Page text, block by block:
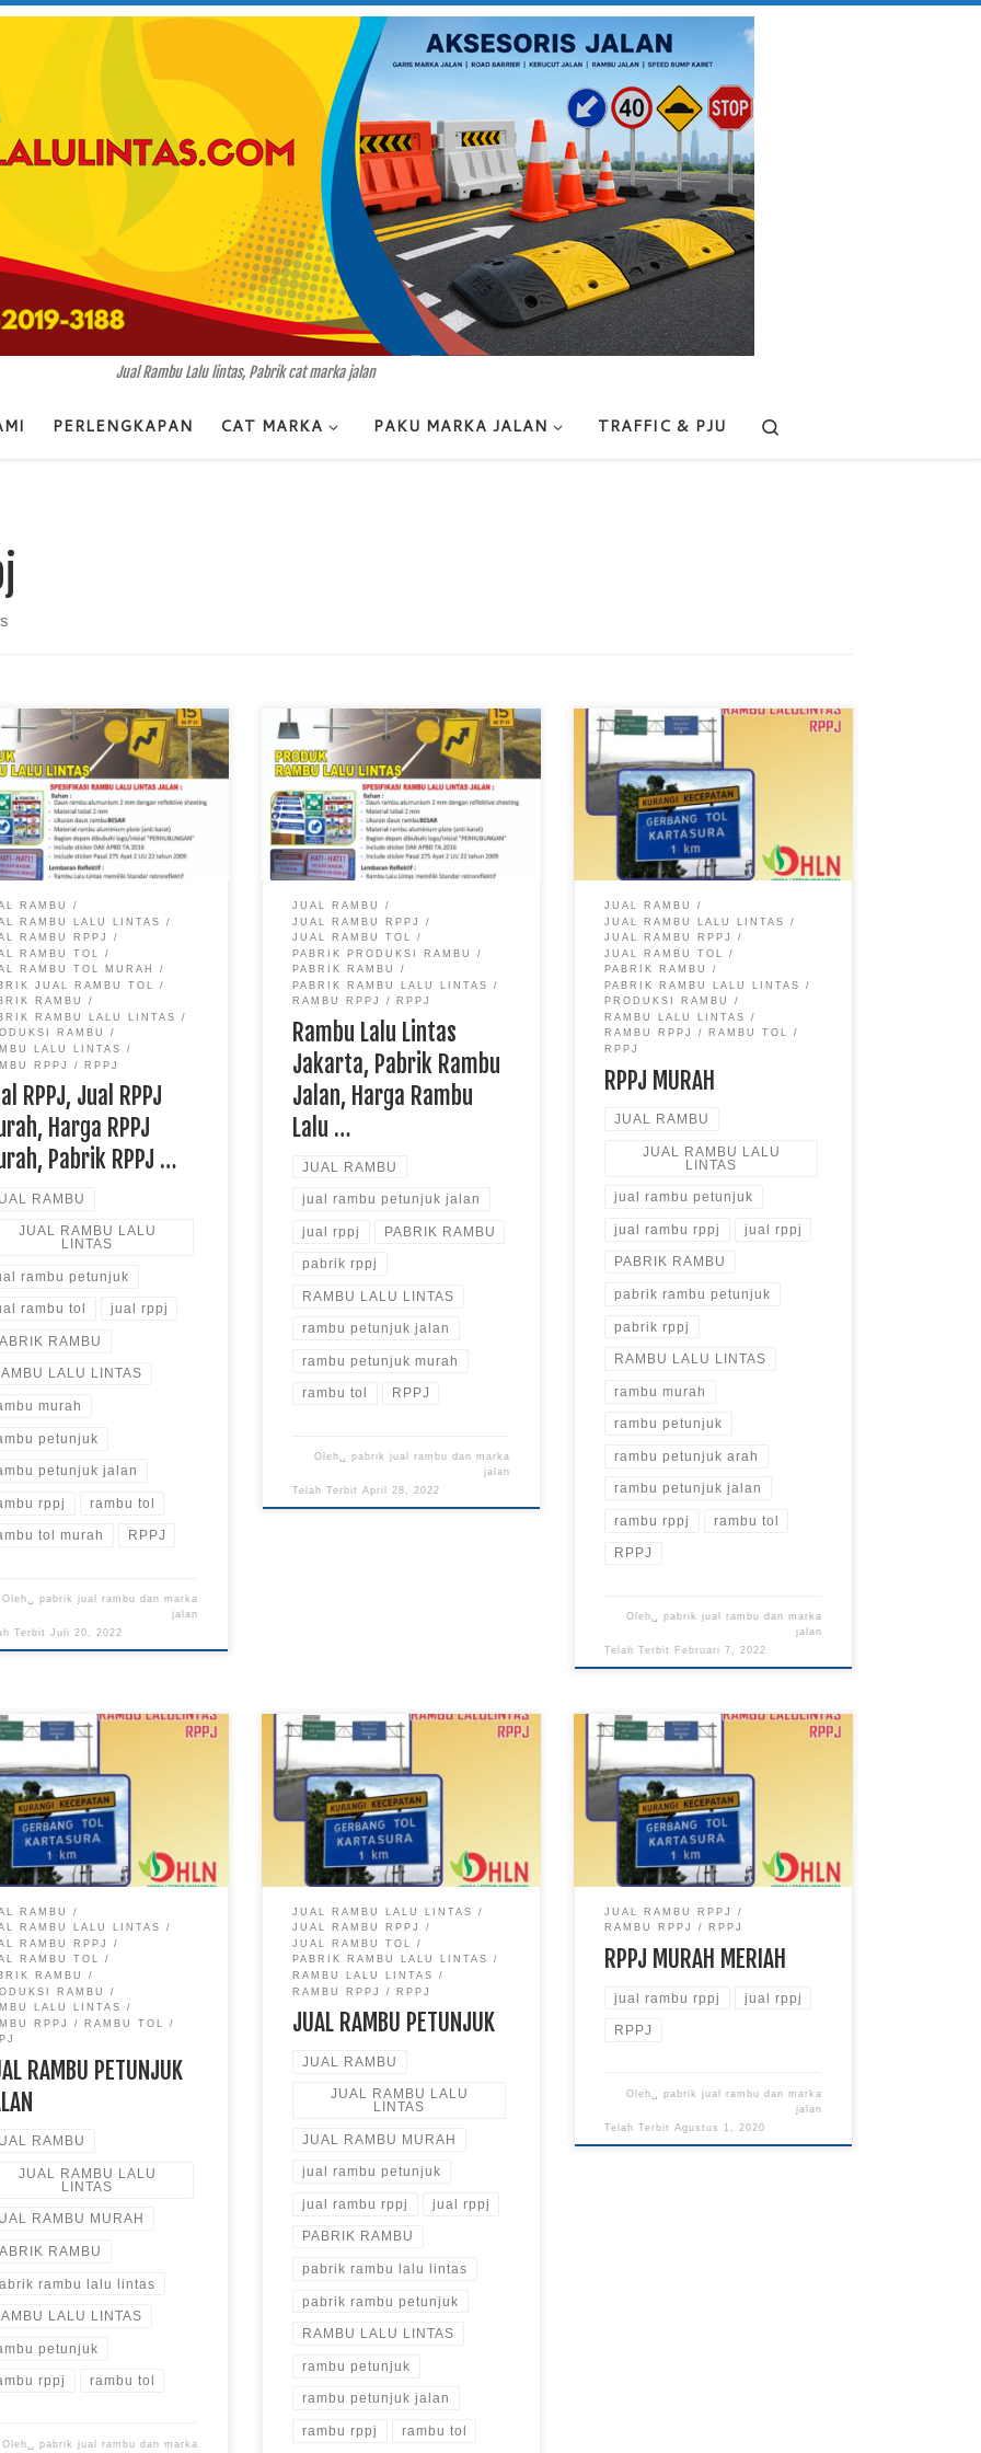
Jual Rambu Lalu lintas, Pabrik cat marka jalan
PERLENGKAPAN CAT MARKA PAKU MARKA JALAN TRAFFIC & PJU
Jual RPPJ Murah, Harga
Murah, Pabrik RPPJ Murah,
Jakarta, Pabrik RPPJ
RAMBU
RAMBU LALU LINTAS
RAMBU RPPJ
RAMBU TOL
RAMBU TOL MURAH
JUAL RAMBU TOL
RAMBU
RAMBU LALU LINTAS
RAMBU
LALU LINTAS
RPPJ
RPPJ
RPPJ, Jual RPPJ
Harga RPPJ
Pabrik RPPJ …
RAMBU
JUAL RAMBU LALU
LINTAS
rambu petunjuk
rambu tol jual rppj
RAMBU
LALU LINTAS
murah
petunjuk
petunjuk jalan
rppj rambu tol
tol murah RPPJ
Oleh␣ pabrik jual rambu dan marka
jalan
TerbitJuli 20, 2022
Rambu Lalu Lintas Jakarta, Pabrik
Rambu Jalan, Harga Rambu Lalu
Lintas Terbaru
JUAL RAMBU
JUAL RAMBU RPPJ
JUAL RAMBU TOL
PABRIK PRODUKSI RAMBU
PABRIK RAMBU
PABRIK RAMBU LALU LINTAS
RAMBU RPPJ
RPPJ
Rambu Lalu Lintas
Jakarta, Pabrik Rambu
Jalan, Harga Rambu
Lalu …
JUAL RAMBU
jual rambu petunjuk jalan
jual rppj PABRIK RAMBU
pabrik rppj
RAMBU LALU LINTAS
rambu petunjuk jalan
rambu petunjuk murah
rambu tol RPPJ
Oleh␣ pabrik jual rambu dan marka
jalan
Telah TerbitApril 28, 2022
JUAL RAMBU
JUAL RAMBU LALU LINTAS
JUAL RAMBU RPPJ
JUAL RAMBU TOL
PABRIK RAMBU
PABRIK RAMBU LALU LINTAS
PRODUKSI RAMBU
RAMBU LALU LINTAS
RAMBU RPPJ
RAMBU TOL
RPPJ
RPPJ MURAH
JUAL RAMBU
JUAL RAMBU LALU
LINTAS
jual rambu petunjuk
jual rambu rppj jual rppj
PABRIK RAMBU
pabrik rambu petunjuk
pabrik rppj
RAMBU LALU LINTAS
rambu murah
rambu petunjuk
rambu petunjuk arah
rambu petunjuk jalan
rambu rppj rambu tol
RPPJ
Oleh␣ pabrik jual rambu dan marka
jalan
Telah Terbit Februari 7, 2022
RAMBU
RAMBU LALU LINTAS
RAMBU RPPJ
RAMBU TOL
RAMBU
RAMBU
LALU LINTAS
RPPJ
RAMBU TOL
RAMBU PETUNJUK
RAMBU
JUAL RAMBU LALU
LINTAS
RAMBU MURAH
RAMBU
rambu lalu lintas
LALU LINTAS
petunjuk
rppj rambu tol
Oleh␣ pabrik jual rambu dan marka
JUAL RAMBU LALU LINTAS
JUAL RAMBU RPPJ
JUAL RAMBU TOL
PABRIK RAMBU LALU LINTAS
RAMBU LALU LINTAS
RAMBU RPPJ
RPPJ
JUAL RAMBU PETUNJUK
JUAL RAMBU
JUAL RAMBU LALU
LINTAS
JUAL RAMBU MURAH
jual rambu petunjuk
jual rambu rppj jual rppj
PABRIK RAMBU
pabrik rambu lalu lintas
pabrik rambu petunjuk
RAMBU LALU LINTAS
rambu petunjuk
rambu petunjuk jalan
rambu rppj rambu tol
JUAL RAMBU RPPJ
RAMBU RPPJ
RPPJ
RPPJ MURAH MERIAH
jual rambu rppj jual rppj
RPPJ
Oleh␣ pabrik jual rambu dan marka
jalan
Telah TerbitAgustus 1, 2020